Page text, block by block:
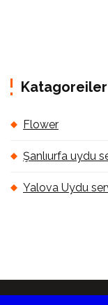
Katagoreiler
Flower
Şanlıurfa uydu
Yalova Uydu